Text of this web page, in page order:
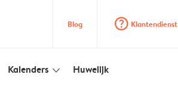
Blog question_mark_circle Klantendienst
Kalenders slim_arrow_down Huwelijk